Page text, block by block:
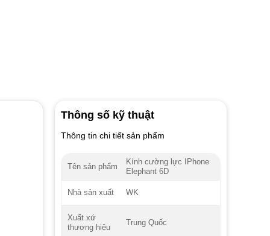
Thông số kỹ thuật
Thông tin chi tiết sản phẩm
Tên sản phẩm
Kính cường lực IPhone
Elephant 6D
Nhà sản xuất WK
Xuất xứ
thương hiệu
Trung Quốc